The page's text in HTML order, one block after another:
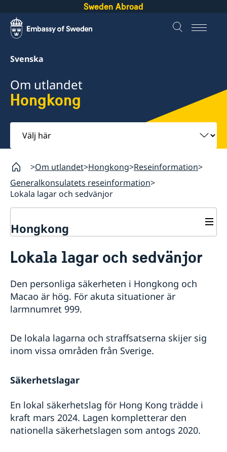
Sweden Abroad
Svenska
Om utlandet
Hongkong
Välj
här
Om utlandet Hongkong Reseinformation
Generalkonsulatets reseinformation
Lokala lagar och sedvänjor
Hongkong
Hjälp till svenskar i Hongkong
Samordningsnummer
Pass/ID-kort i Hongkong
Provisoriskt pass
år)
Checklista: Ansökan om pass/ID-kort barn (under 18
år)
Avgifter
Förnyande av svenskt körkort
Levnadsintyg
Generalkonsulatets reseinformation
Aktuella händelser
Kriminalitet och personlig säkerhet
Lokala lagar och sedvänjor
Terrorism
Trafiksäkerhet
Lokala lagar och sedvänjor
Den personliga säkerheten i Hongkong och
Macao är hög. För akuta situationer är
larmnumret 999.
De lokala lagarna och straffsatserna skijer sig
inom vissa områden från Sverige.
Säkerhetslagar
En lokal säkerhetslag för Hong Kong trädde i
kraft mars 2024. Lagen kompletterar den
nationella säkerhetslagen som antogs 2020.